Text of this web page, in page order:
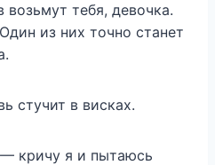
тебя, девочка.
из них точно станет
стучит в висках.
кричу я и пытаюсь